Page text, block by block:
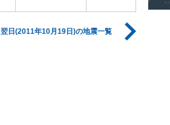
翌日(2011年10月19日)の地震一覧